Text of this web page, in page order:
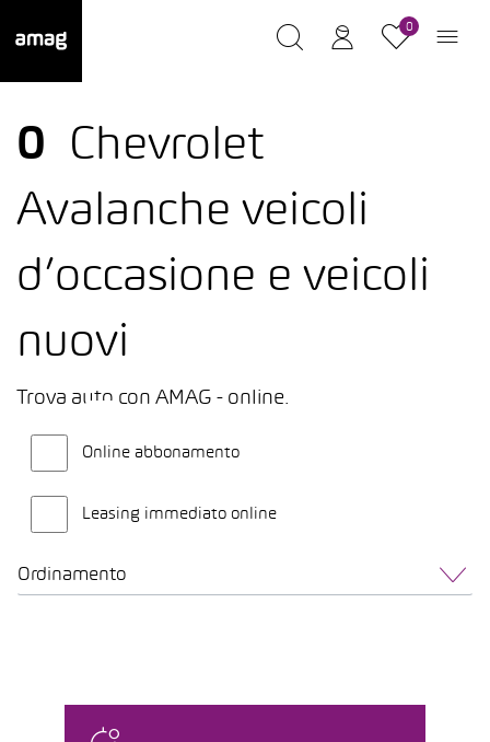
0
0
Chevrolet
Avalanche veicoli
d’occasione e veicoli
nuovi
Trova auto con AMAG - online.
Online abbonamento
Leasing immediato online
Ordinamento